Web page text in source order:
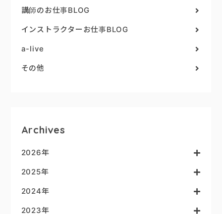
講師のお仕事BLOG
インストラクターお仕事BLOG
a-live
その他
Archives
2026年
2025年
2024年
2023年